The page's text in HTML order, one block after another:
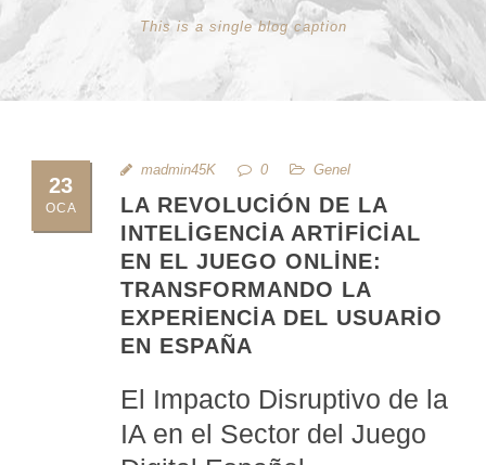
This is a single blog caption
23
OCA
madmin45K 0 Genel
LA REVOLUCIÓN DE LA
INTELIGENCIA ARTIFICIAL
EN EL JUEGO ONLINE:
TRANSFORMANDO LA
EXPERIENCIA DEL USUARIO
EN ESPAÑA
El Impacto Disruptivo de la
IA en el Sector del Juego